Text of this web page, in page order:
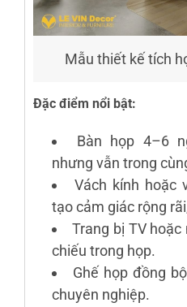
Mẫu thiết kế tích
Đặc điểm nổi bật:
Bàn họp 4–6
nhưng vẫn trong
Vách kính hoặc
tạo cảm giác rộng
Trang bị TV
chiếu trong họp.
Ghế họp đồng
chuyên nghiệp.